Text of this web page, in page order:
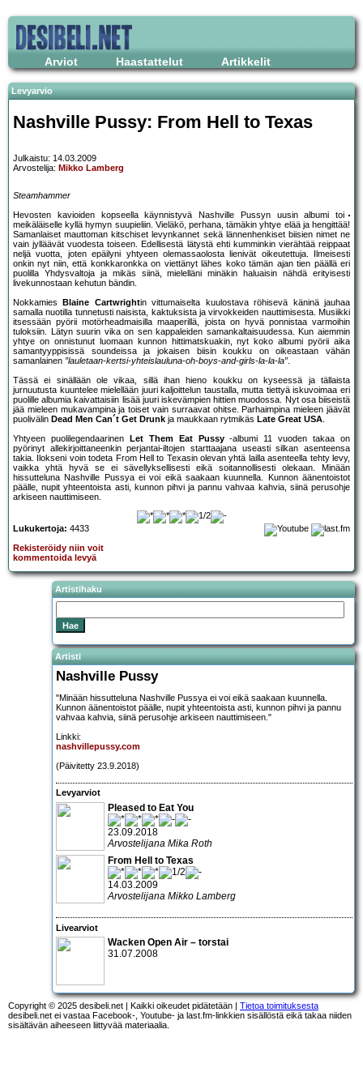
Arviot Haastattelut Artikkelit
Levyarvio
Nashville Pussy: From Hell to Texas
Julkaistu: 14.03.2009
Arvostelija: Mikko Lamberg
Steamhammer
Hevosten kavioiden kopseella käynnistyvä Nashville Pussyn uusin albumi toi
meikäläiselle kyllä hymyn suupieliin. Vieläkö, perhana, tämäkin yhtye elää ja hengittää!
Samanlaiset mauttoman kitschiset levynkannet sekä lännenhenkiset biisien nimet ne
vain jylläävät vuodesta toiseen. Edellisestä lätystä ehti kumminkin vierähtää reippaat
neljä vuotta, joten epäilyni yhtyeen olemassaolosta lienivät oikeutettuja. Ilmeisesti
onkin nyt niin, että konkkaronkka on viettänyt lähes koko tämän ajan tien päällä eri
puolilla Yhdysvaltoja ja mikäs siinä, mielelläni minäkin haluaisin nähdä erityisesti
livekunnostaan kehutun bändin.
Nokkamies
Blaine Cartwrightin vittumaiselta kuulostava röhisevä käninä jauhaa
samalla nuotilla tunnetusti naisista, kaktuksista ja virvokkeiden nauttimisesta. Musiikki
itsessään pyörii motörheadmaisilla maaperillä, joista on hyvä ponnistaa varmoihin
tuloksiin. Lätyn suurin vika on sen kappaleiden samankaltaisuudessa. Kun aiemmin
yhtye on onnistunut luomaan kunnon hittimatskuakin, nyt koko albumi pyörii aika
samantyyppisissä soundeissa ja jokaisen biisin koukku on oikeastaan vähän
samanlainen ”lauletaan-kertsi-yhteislauluna-oh-boys-and-girls-la-la-la”.
Tässä ei sinällään ole vikaa, sillä ihan hieno koukku on kyseessä ja tällaista
jurnuutusta kuuntelee mielellään juuri kaljoittelun taustalla, mutta tiettyä iskuvoimaa eri
puolille albumia kaivattaisiin lisää juuri iskevämpien hittien muodossa. Nyt osa biiseistä
jää mieleen mukavampina ja toiset vain surraavat ohitse. Parhaimpina mieleen jäävät
puolivälin Dead Men Can´t Get Drunk ja maukkaan rytmikäs Late Great USA.
Yhtyeen puolilegendaarinen
Let Them Eat Pussy-albumi 11 vuoden takaa on
pyörinyt allekirjoittaneenkin perjantai-iltojen starttaajana useasti silkan asenteensa
takia. Ilokseni voin todeta From Hell to Texasin olevan yhtä lailla asenteella tehty levy,
vaikka yhtä hyvä se ei sävellyksellisesti eikä soitannollisesti olekaan. Minään
hissutteluna Nashville Pussya ei voi eikä saakaan kuunnella. Kunnon äänentoistot
päälle, nupit yhteentoista asti, kunnon pihvi ja pannu vahvaa kahvia, siinä perusohje
arkiseen nauttimiseen.
Lukukertoja: 4433
Rekisteröidy niin voit
kommentoida levyä
Artistihaku
Artisti
Nashville Pussy
"Minään hissutteluna Nashville Pussya ei voi eikä saakaan kuunnella.
Kunnon äänentoistot päälle, nupit yhteentoista asti, kunnon pihvi ja pannu
vahvaa kahvia, siinä perusohje arkiseen nauttimiseen."
Linkki:
nashvillepussy.com
(Päivitetty 23.9.2018)
Levyarviot
Pleased to Eat You
23.09.2018
Arvostelijana Mika Roth
From Hell to Texas
14.03.2009
Arvostelijana Mikko Lamberg
Livearviot
Wacken Open Air – torstai
31.07.2008
Copyright © 2025 desibeli.net | Kaikki oikeudet pidätetään | Tietoa toimituksesta
desibeli.net ei vastaa Facebook-, Youtube- ja last.fm-linkkien sisällöstä eikä takaa niiden
sisältävän aiheeseen liittyvää materiaalia.